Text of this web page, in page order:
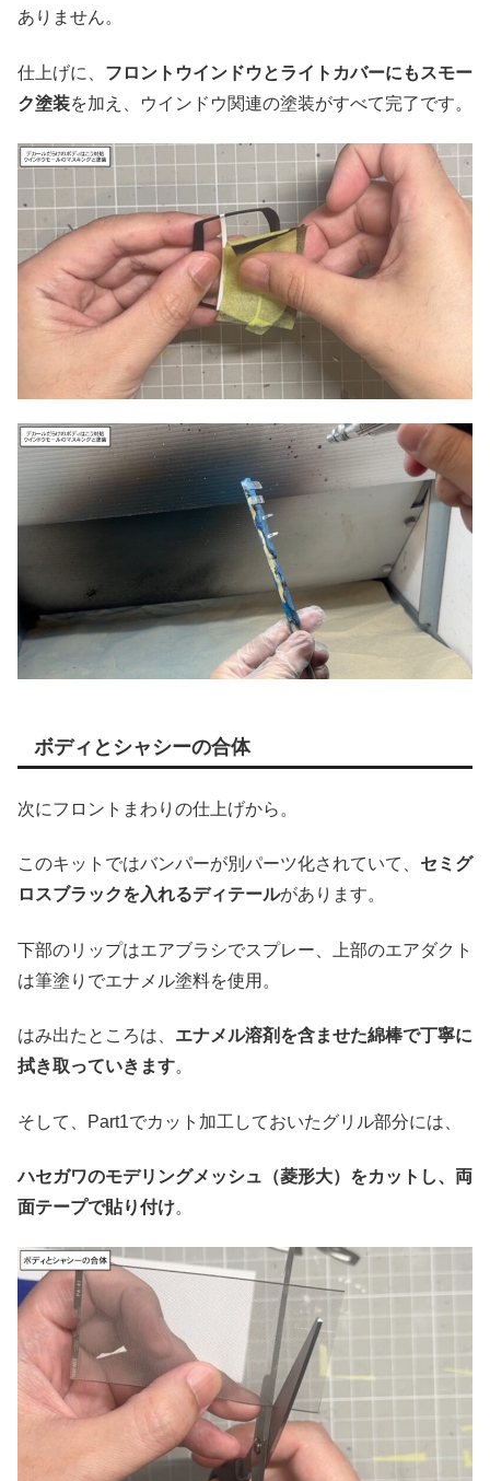
ありません。
仕上げに、 フロントウインドウとライトカバーにもスモー
ク塗装を加え、ウインドウ関連の塗装がすべて完了です。
ボディとシャシーの合体
次にフロントまわりの仕上げから。
このキットではバンパーが別パーツ化されていて、 セミグ
ロスブラックを入れるディテールがあります。
下部のリップはエアブラシでスプレー、上部のエアダクト
は筆塗りでエナメル塗料を使用。
はみ出たところは、 エナメル溶剤を含ませた綿棒で丁寧に
拭き取っていきます。
そして、Part1でカット加工しておいたグリル部分には、
ハセガワのモデリングメッシュ（菱形大）をカットし、両
面テープで貼り付け。